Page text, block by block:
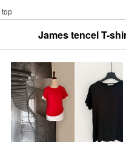
top
James tencel T-